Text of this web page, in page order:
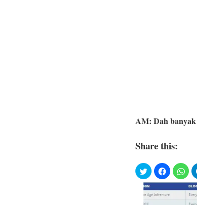
AM: Dah
Share this: